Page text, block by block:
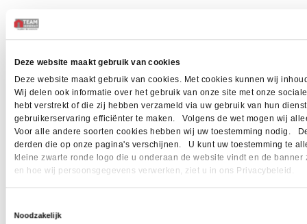
Deze website maakt gebruik van cookies
Deze website maakt gebruik van cookies. Met cookies kunnen wij
Wij delen ook informatie over het gebruik van onze site met onze
hebt verstrekt of die zij hebben verzameld via uw gebruik van hun
gebruikerservaring efficiënter te maken. Volgens de wet mogen wij
Voor alle andere soorten cookies hebben wij uw toestemming nodig.
derden die op onze pagina's verschijnen. U kunt uw toestemming te
kleine zwarte ronde logo die u onderaan de website vindt en de
en hoe wij persoonsgegevens verwerken, ziet u in ons Privacybeleid.
Noodzakelijk